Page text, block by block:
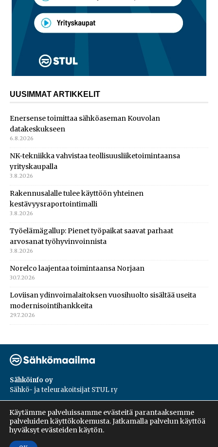
UUSIMMAT ARTIKKELIT
Enersense toimittaa sähköaseman Kouvolan
datakeskukseen
6.8.2026
NK-tekniikka vahvistaa teollisuusliiketoimintaansa
yrityskaupalla
3.8.2026
Rakennusalalle tulee käyttöön yhteinen
kestävyysraportointimalli
3.8.2026
Työelämägallup: Pienet työpaikat saavat parhaat
arvosanat työhyvinvoinnista
3.8.2026
Norelco laajentaa toimintaansa Norjaan
30.7.2026
Loviisan ydinvoimalaitoksen vuosihuolto sisältää useita
modernisointihankkeita
29.7.2026
Sähköinfo oy
Sähkö- ja teleurakoitsijat STUL ry
PL 55, 02601, Espoo
Harakantie 18 B
09 5476 1422
Käytämme palveluissamme evästeitä parantaaksemme
palveluiden käyttökokemusta. Jatkamalla palvelun käyttöä
hyväksyt evästeiden käytön.